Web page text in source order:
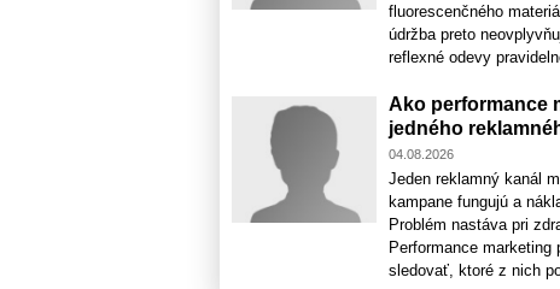
fluorescenčného
údržba preto
reflexné odevy
Ako performance
jedného
04.08.2026
Jeden reklamný kanál
kampane fungujú a
Problém nastáva pri
Performance
sledovať, ktoré z nich